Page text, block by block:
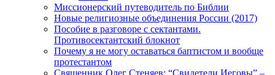
Миссионерский путеводитель по Библии
Новые религиозные объединения России (2017)
Пособие в разговоре с сектантами.
Противосектантский блокнот
Почему я не могу оставаться баптистом и вообще
протестантом